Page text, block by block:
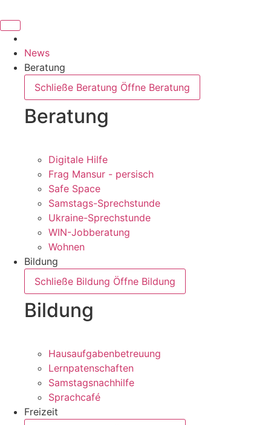
News
Beratung
Schließe Beratung Öffne Beratung
Beratung
Digitale Hilfe
Frag Mansur - persisch
Safe Space
Samstags-Sprechstunde
Ukraine-Sprechstunde
WIN-Jobberatung
Wohnen
Bildung
Schließe Bildung Öffne Bildung
Bildung
Hausaufgabenbetreuung
Lernpatenschaften
Samstagsnachhilfe
Sprachcafé
Freizeit